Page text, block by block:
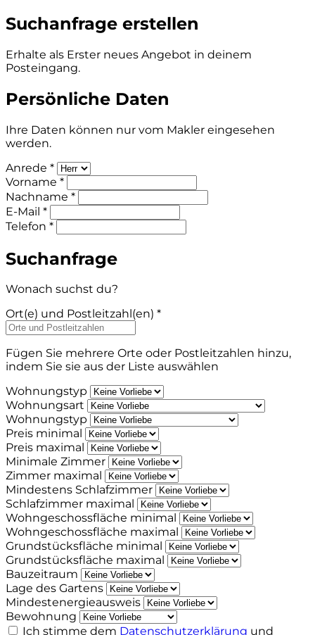
Suchanfrage erstellen
Erhalte als Erster neues Angebot in deinem
Posteingang.
Persönliche Daten
Ihre Daten können nur vom Makler eingesehen
werden.
Anrede *
Vorname *
Nachname *
E-Mail *
Telefon *
Suchanfrage
Wonach suchst du?
Ort(e) und Postleitzahl(en) *
Fügen Sie mehrere Orte oder Postleitzahlen hinzu,
indem Sie sie aus der Liste auswählen
Wohnungstyp
Wohnungsart
Wohnungstyp
Preis minimal
Preis maximal
Minimale Zimmer
Zimmer maximal
Mindestens Schlafzimmer
Schlafzimmer maximal
Wohngeschossfläche minimal
Wohngeschossfläche maximal
Grundstücksfläche minimal
Grundstücksfläche maximal
Bauzeitraum
Lage des Gartens
Mindestenergieausweis
Bewohnung
Ich stimme dem Datenschutzerklärung und